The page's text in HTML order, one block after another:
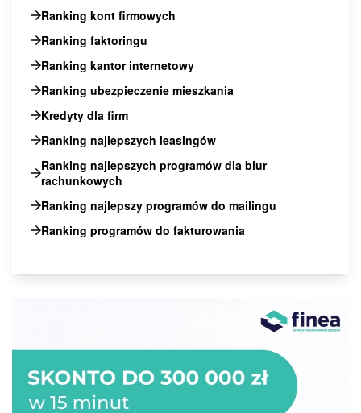
Ranking kont firmowych
Ranking faktoringu
Ranking kantor internetowy
Ranking ubezpieczenie mieszkania
Kredyty dla firm
Ranking najlepszych leasingów
Ranking najlepszych programów dla biur
rachunkowych
Ranking najlepszy programów do mailingu
Ranking programów do fakturowania